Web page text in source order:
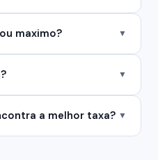
maximo? ▼
▼
a melhor taxa? ▼